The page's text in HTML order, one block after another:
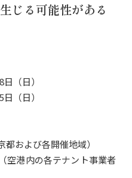
じる可能性がある
（日）
（日）
および各開催地域）
空港内の各テナント事業者